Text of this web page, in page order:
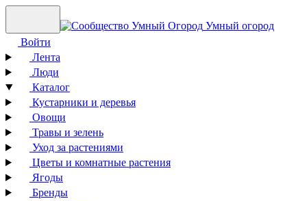
Умный огород
Войти
Лента
Люди
Каталог
Кустарники и деревья
Овощи
Травы и зелень
Уход за растениями
Цветы и комнатные растения
Ягоды
Бренды